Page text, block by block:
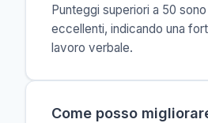
Punteggi superiori a 50
eccellenti, indicando una
lavoro verbale.
Come posso